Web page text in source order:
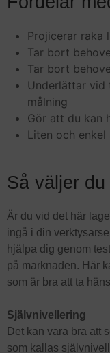
Projicerar raka
Tar bort
Tar bort
Underlättar vid
målning
Gör att du kan
Liten och
Så väljer
Är du vid det här
ingå i din
hjälpa dig genom
på marknaden. Här
som är bra att ta
Självnivellering
Det kan vara bra att
som kallas